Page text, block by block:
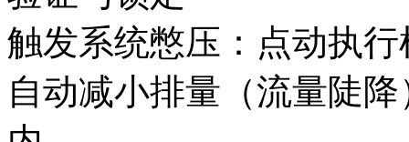
触发系统憋压：点动执
自动减小排量（流量陡